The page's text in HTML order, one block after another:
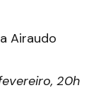
Airaudo
20h